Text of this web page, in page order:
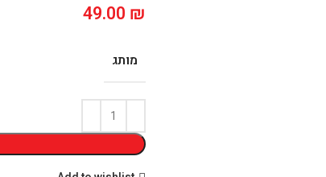
49.00 ₪
מותג